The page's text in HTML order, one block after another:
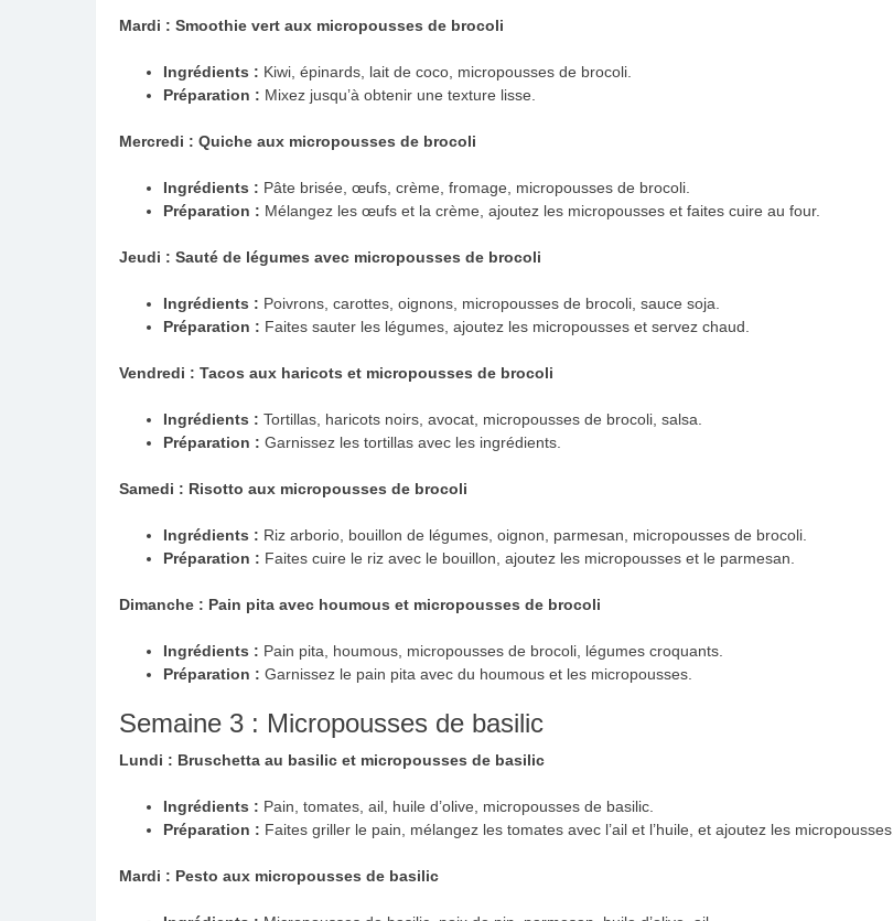
Mardi : Smoothie vert aux micropousses de brocoli
Ingrédients : Kiwi, épinards, lait de coco, micropousses de brocoli.
Préparation : Mixez jusqu’à obtenir une texture lisse.
Mercredi : Quiche aux micropousses de brocoli
Ingrédients : Pâte brisée, œufs, crème, fromage, micropousses de brocoli.
Préparation : Mélangez les œufs et la crème, ajoutez les micropousses et faites cuire au four.
Jeudi : Sauté de légumes avec micropousses de brocoli
Ingrédients : Poivrons, carottes, oignons, micropousses de brocoli, sauce soja.
Préparation : Faites sauter les légumes, ajoutez les micropousses et servez chaud.
Vendredi : Tacos aux haricots et micropousses de brocoli
Ingrédients : Tortillas, haricots noirs, avocat, micropousses de brocoli, salsa.
Préparation : Garnissez les tortillas avec les ingrédients.
Samedi : Risotto aux micropousses de brocoli
Ingrédients : Riz arborio, bouillon de légumes, oignon, parmesan, micropousses de brocoli.
Préparation : Faites cuire le riz avec le bouillon, ajoutez les micropousses et le parmesan.
Dimanche : Pain pita avec houmous et micropousses de brocoli
Ingrédients : Pain pita, houmous, micropousses de brocoli, légumes croquants.
Préparation : Garnissez le pain pita avec du houmous et les micropousses.
Semaine 3 : Micropousses de basilic
Lundi : Bruschetta au basilic et micropousses de basilic
Ingrédients : Pain, tomates, ail, huile d’olive, micropousses de basilic.
Préparation : Faites griller le pain, mélangez les tomates avec l’ail et l’huile, et ajoutez les micropousses.
Mardi : Pesto aux micropousses de basilic